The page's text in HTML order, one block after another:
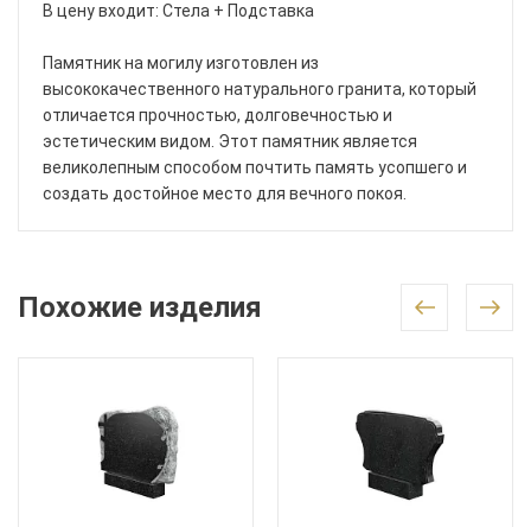
В цену входит: Стела + Подставка
Памятник на могилу изготовлен из
высококачественного натурального гранита, который
отличается прочностью, долговечностью и
эстетическим видом. Этот памятник является
великолепным способом почтить память усопшего и
создать достойное место для вечного покоя.
Похожие изделия